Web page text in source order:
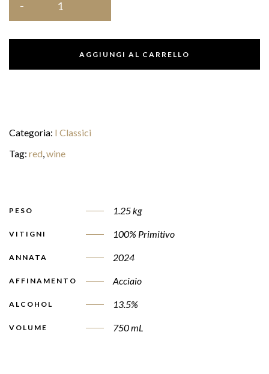
AGGIUNGI AL CARRELLO
Categoria: I Classici
Tag: red,wine
PESO 1.25 kg
VITIGNI 100% Primitivo
ANNATA 2024
AFFINAMENTO Acciaio
ALCOHOL 13.5%
VOLUME 750 mL